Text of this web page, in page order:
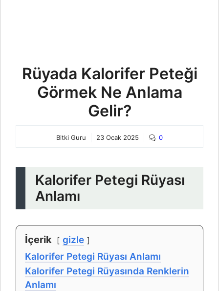
Rüyada Kalorifer Peteği
Görmek Ne Anlama
Gelir?
Bitki Guru 23 Ocak 2025 0
Kalorifer Petegi Rüyası
Anlamı
İçerik
gizle
Kalorifer Petegi Rüyası Anlamı
Kalorifer Petegi Rüyasında Renklerin
Anlamı